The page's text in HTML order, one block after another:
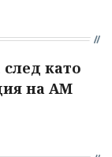
като
на АМ